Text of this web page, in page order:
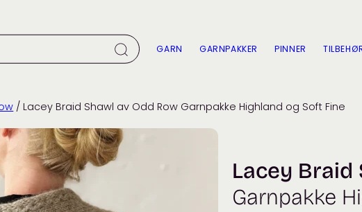
GARN GARNPAKKER PINNER
/ Lacey Braid Shawl av Odd Row Garnpakke Highland og Soft Fine
Lacey Braid
Garnpakke